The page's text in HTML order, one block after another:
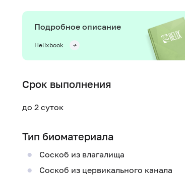
Подробное описание
Helixbook
Срок выполнения
до 2 суток
Тип биоматериала
Соскоб из влагалища
Соскоб из цервикального канала